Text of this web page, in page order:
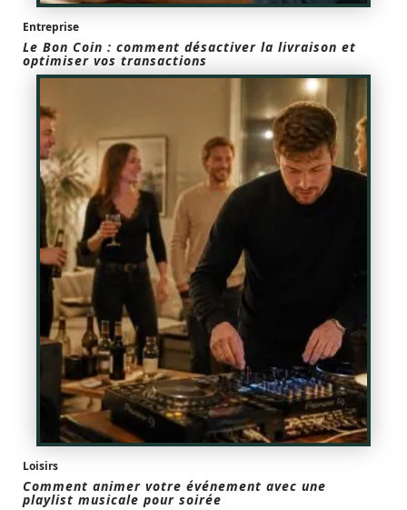
Entreprise
Le Bon Coin : comment désactiver la livraison et
optimiser vos transactions
Loisirs
Comment animer votre événement avec une
playlist musicale pour soirée